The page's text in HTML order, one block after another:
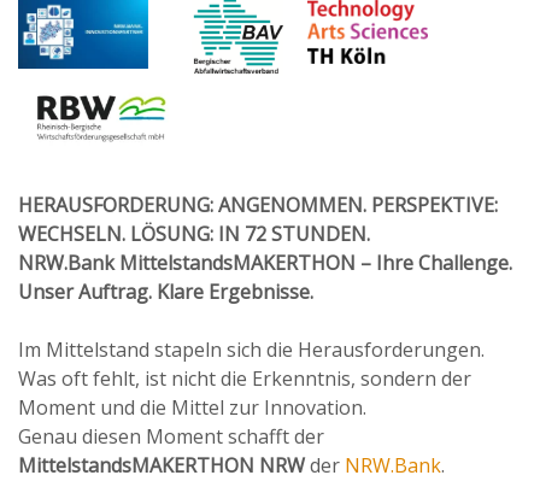
HERAUSFORDERUNG: ANGENOMMEN. PERSPEKTIVE:
WECHSELN. LÖSUNG: IN 72 STUNDEN.
NRW.Bank MittelstandsMAKERTHON – Ihre Challenge.
Unser Auftrag. Klare Ergebnisse.
Im Mittelstand stapeln sich die Herausforderungen.
Was oft fehlt, ist nicht die Erkenntnis, sondern der
Moment und die Mittel zur Innovation.
Genau diesen Moment schafft der
MittelstandsMAKERTHON NRWder NRW.Bank.